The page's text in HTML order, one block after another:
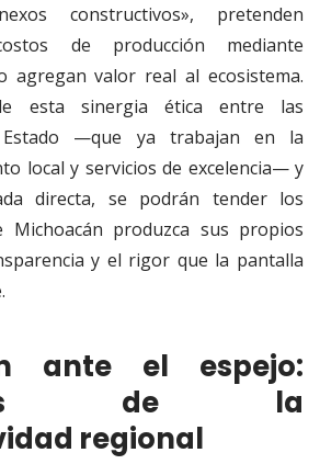
constructivos», pretenden
de producción mediante
agregan valor real al ecosistema.
esta sinergia ética entre las
Estado —que ya trabajan en la
local y servicios de excelencia— y
directa, se podrán tender los
Michoacán produzca sus propios
y el rigor que la pantalla
.
ante el espejo:
de la
regional